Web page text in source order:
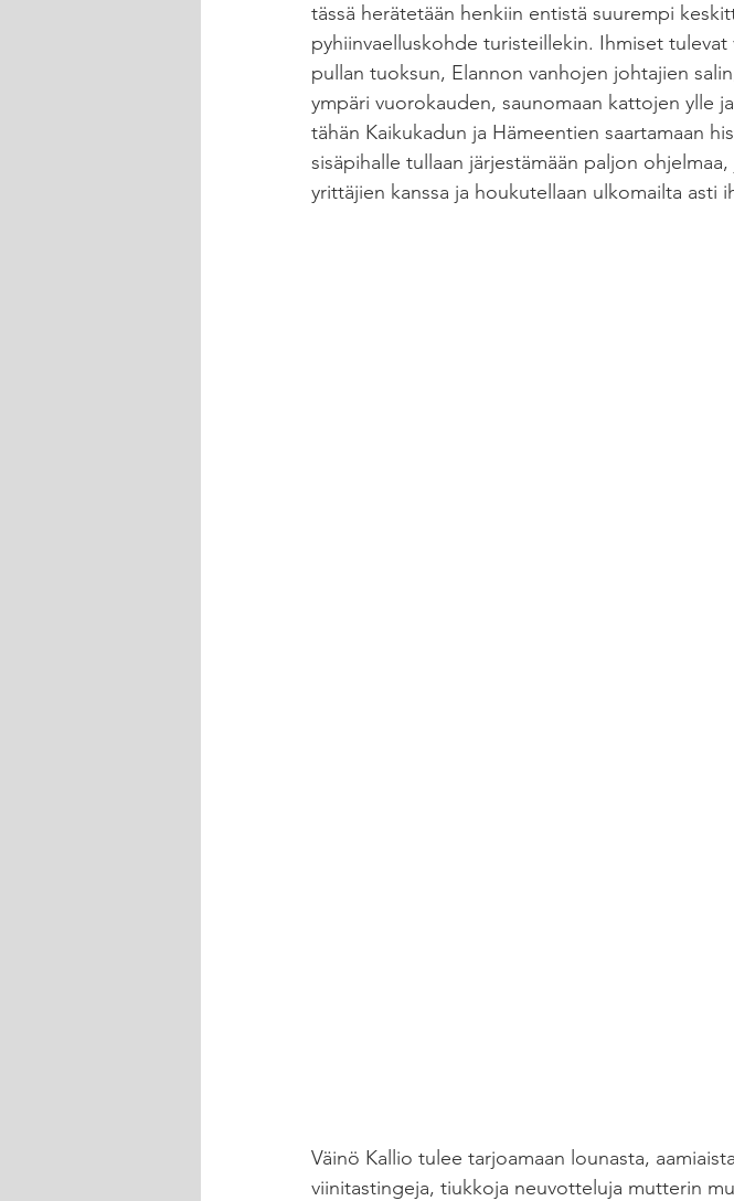
tässä herätetään henkiin entistä suurempi
pyhiinvaelluskohde turisteillekin. Ihmiset
pullan tuoksun, Elannon vanhojen johtajien
ympäri vuorokauden, saunomaan kattojen ylle
tähän Kaikukadun ja Hämeentien saartamaan
sisäpihalle tullaan järjestämään paljon
yrittäjien kanssa ja houkutellaan ulkomailta asti
Väinö Kallio tulee tarjoamaan lounasta,
viinitastingeja, tiukkoja neuvotteluja mutterin